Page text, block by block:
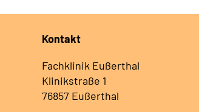
Kontakt
Fachklinik Eußerthal
Klinikstraße 1
76857 Eußerthal